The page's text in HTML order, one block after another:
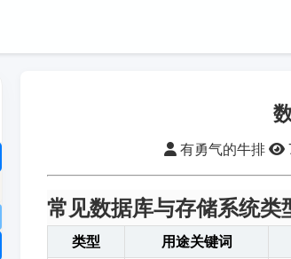
有勇气的牛排
常见数据库与存储系统类
类型 用途关键词